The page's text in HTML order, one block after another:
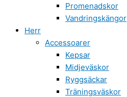
Promenadskor
Vandringskängor
Herr
Accessoarer
Kepsar
Midjeväskor
Ryggsäckar
Träningsväskor